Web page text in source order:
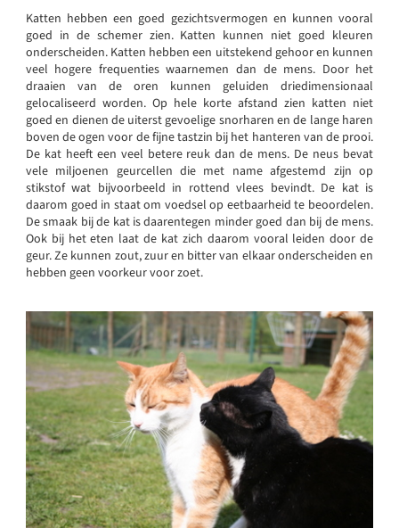
Katten hebben een goed gezichtsvermogen en kunnen vooral
goed in de schemer zien. Katten kunnen niet goed kleuren
onderscheiden. Katten hebben een uitstekend gehoor en kunnen
veel hogere frequenties waarnemen dan de mens. Door het
draaien van de oren kunnen geluiden driedimensionaal
gelocaliseerd worden. Op hele korte afstand zien katten niet
goed en dienen de uiterst gevoelige snorharen en de lange haren
boven de ogen voor de fijne tastzin bij het hanteren van de prooi.
De kat heeft een veel betere reuk dan de mens. De neus bevat
vele miljoenen geurcellen die met name afgestemd zijn op
stikstof wat bijvoorbeeld in rottend vlees bevindt. De kat is
daarom goed in staat om voedsel op eetbaarheid te beoordelen.
De smaak bij de kat is daarentegen minder goed dan bij de mens.
Ook bij het eten laat de kat zich daarom vooral leiden door de
geur. Ze kunnen zout, zuur en bitter van elkaar onderscheiden en
hebben geen voorkeur voor zoet.